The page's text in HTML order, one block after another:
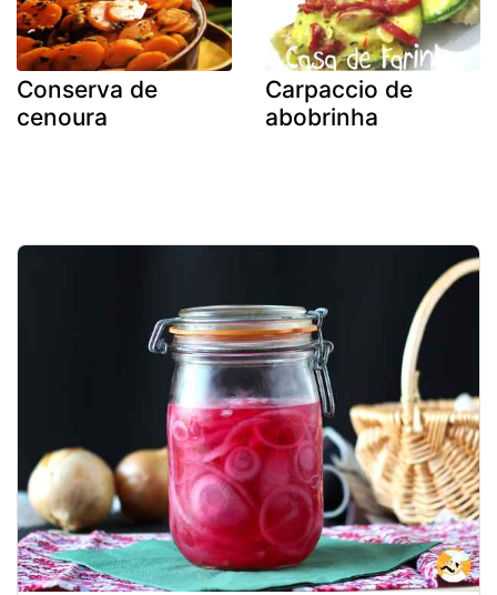
Conserva de
cenoura
Carpaccio de
abobrinha